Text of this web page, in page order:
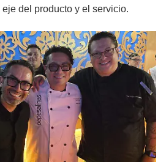
del producto y el servicio.